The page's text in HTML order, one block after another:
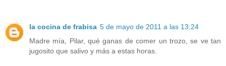
la cocina de frabisa 5 de mayo de 2011 a las 13:24
Madre mía, Pilar, qué ganas de comer un trozo, se ve tan
jugosito que salivo y más a estas horas.